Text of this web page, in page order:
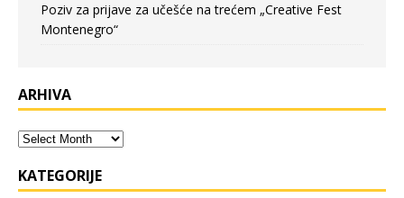
Poziv za prijave za učešće na trećem „Creative Fest
Montenegro“
ARHIVA
KATEGORIJE